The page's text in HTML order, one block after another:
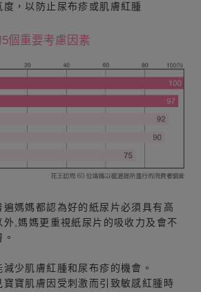
，以防止尿布疹或肌膚紅腫
個重要考慮因素
媽媽都認為好的紙尿片必須具有高
外,媽媽更重視紙尿片的吸收力及會不
少肌膚紅腫和尿布疹的機會。
寶肌膚因受刺激而引致敏感紅腫時